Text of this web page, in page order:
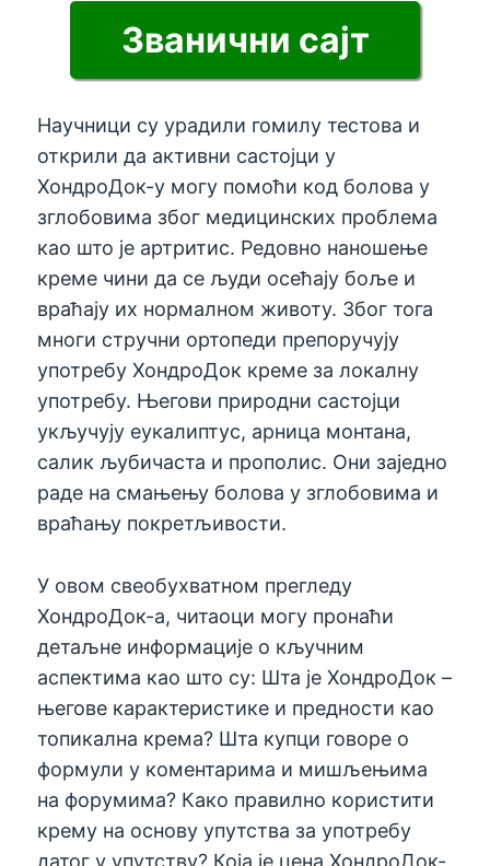
Званични сајт
Научници су урадили гомилу тестова и
открили да активни састојци у
ХондроДок-у могу помоћи код болова у
зглобовима због медицинских проблема
као што је артритис. Редовно наношење
креме чини да се људи осећају боље и
враћају их нормалном животу. Због тога
многи стручни ортопеди препоручују
употребу ХондроДок креме за локалну
употребу. Његови природни састојци
укључују еукалиптус, арница монтана,
салик љубичаста и прополис. Они заједно
раде на смањењу болова у зглобовима и
враћању покретљивости.
У овом свеобухватном прегледу
ХондроДок-а, читаоци могу пронаћи
детаљне информације о кључним
аспектима као што су: Шта је ХондроДок –
његове карактеристике и предности као
топикална крема? Шта купци говоре о
формули у коментарима и мишљењима
на форумима? Како правилно користити
крему на основу упутства за употребу
датог у упутству? Која је цена ХондроДок-